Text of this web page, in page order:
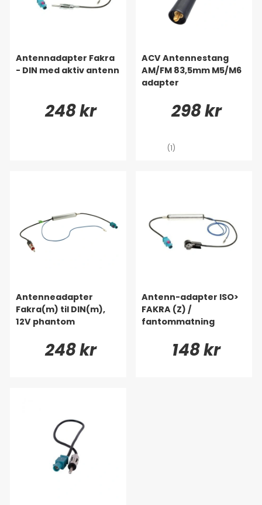
Antennadapter Fakra
- DIN med aktiv antenn
248 kr
ACV Antennestang
AM/FM 83,5mm M5/M6
adapter
298 kr
(1)
Antenneadapter
Fakra(m) til DIN(m),
12V phantom
248 kr
Antenn-adapter ISO>
FAKRA (Z) /
fantommatning
148 kr